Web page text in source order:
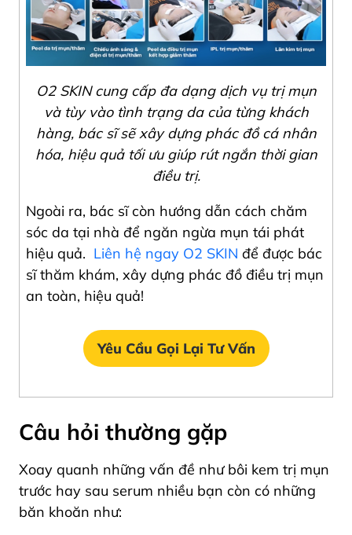
O2 SKIN cung cấp đa dạng dịch vụ trị mụn
và tùy vào tình trạng da của từng khách
hàng, bác sĩ sẽ xây dựng phác đồ cá nhân
hóa, hiệu quả tối ưu giúp rút ngắn thời gian
điều trị.
Ngoài ra, bác sĩ còn hướng dẫn cách chăm
sóc da tại nhà để ngăn ngừa mụn tái phát
hiệu quả. Liên hệ ngay O2 SKIN để được bác
sĩ thăm khám, xây dựng phác đồ điều trị mụn
an toàn, hiệu quả!
Yêu Cầu Gọi Lại Tư Vấn
Câu hỏi thường gặp
Xoay quanh những vấn đề như bôi kem trị mụn
trước hay sau serum nhiều bạn còn có những
băn khoăn như: